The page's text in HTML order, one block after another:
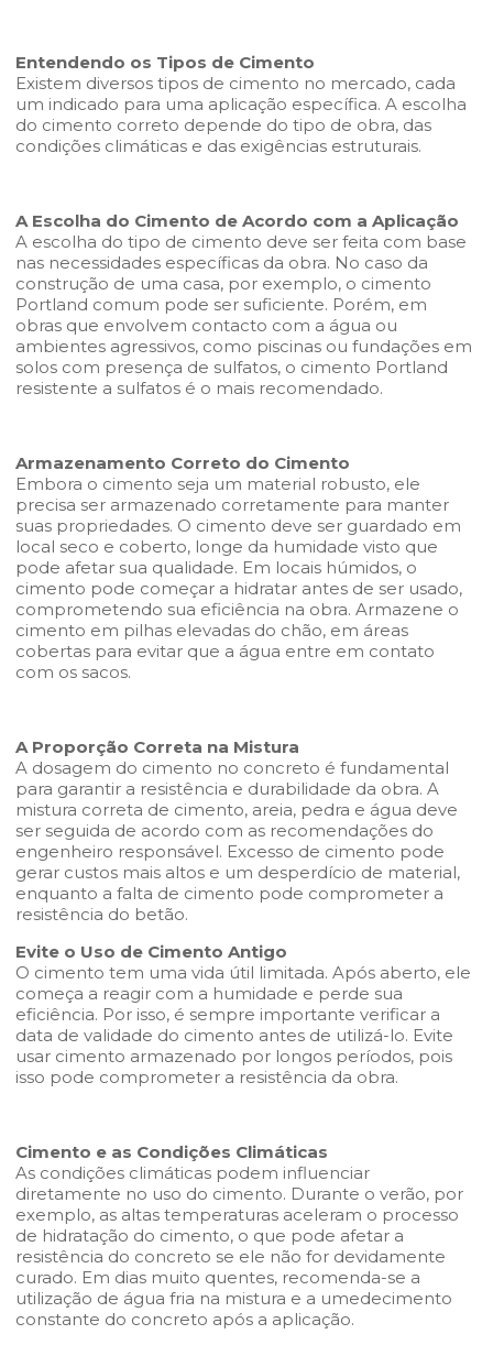
Entendendo os Tipos de Cimento
Existem diversos tipos de cimento no mercado, cada
um indicado para uma aplicação específica. A escolha
do cimento correto depende do tipo de obra, das
condições climáticas e das exigências estruturais.
A Escolha do Cimento de Acordo com a Aplicação
A escolha do tipo de cimento deve ser feita com base
nas necessidades específicas da obra. No caso da
construção de uma casa, por exemplo, o cimento
Portland comum pode ser suficiente. Porém, em
obras que envolvem contacto com a água ou
ambientes agressivos, como piscinas ou fundações em
solos com presença de sulfatos, o cimento Portland
resistente a sulfatos é o mais recomendado.
Armazenamento Correto do Cimento
Embora o cimento seja um material robusto, ele
precisa ser armazenado corretamente para manter
suas propriedades. O cimento deve ser guardado em
local seco e coberto, longe da humidade visto que
pode afetar sua qualidade. Em locais húmidos, o
cimento pode começar a hidratar antes de ser usado,
comprometendo sua eficiência na obra. Armazene o
cimento em pilhas elevadas do chão, em áreas
cobertas para evitar que a água entre em contato
com os sacos.
A Proporção Correta na Mistura
A dosagem do cimento no concreto é fundamental
para garantir a resistência e durabilidade da obra. A
mistura correta de cimento, areia, pedra e água deve
ser seguida de acordo com as recomendações do
engenheiro responsável. Excesso de cimento pode
gerar custos mais altos e um desperdício de material,
enquanto a falta de cimento pode comprometer a
resistência do betão.
Evite o Uso de Cimento Antigo
O cimento tem uma vida útil limitada. Após aberto, ele
começa a reagir com a humidade e perde sua
eficiência. Por isso, é sempre importante verificar a
data de validade do cimento antes de utilizá-lo. Evite
usar cimento armazenado por longos períodos, pois
isso pode comprometer a resistência da obra.
Cimento e as Condições Climáticas
As condições climáticas podem influenciar
diretamente no uso do cimento. Durante o verão, por
exemplo, as altas temperaturas aceleram o processo
de hidratação do cimento, o que pode afetar a
resistência do concreto se ele não for devidamente
curado. Em dias muito quentes, recomenda-se a
utilização de água fria na mistura e a umedecimento
constante do concreto após a aplicação.